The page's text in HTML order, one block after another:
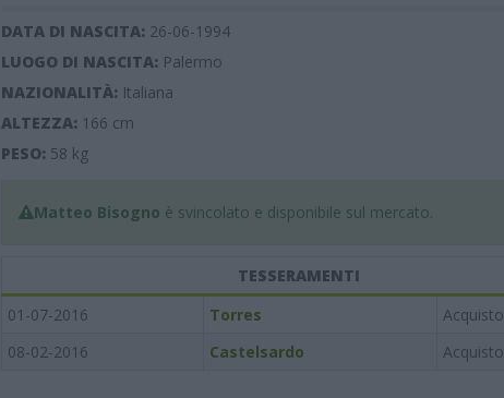
DATA DI NASCITA: 26-06-1994
LUOGO DI NASCITA: Palermo
NAZIONALITÀ: Italiana
ALTEZZA: 166 cm
PESO: 58 kg
Matteo Bisogno è svincolato e disponibile sul mercato.
TESSERAMENTI
01-07-2016
Torres
Acquisto
08-02-2016
Castelsardo Acquisto